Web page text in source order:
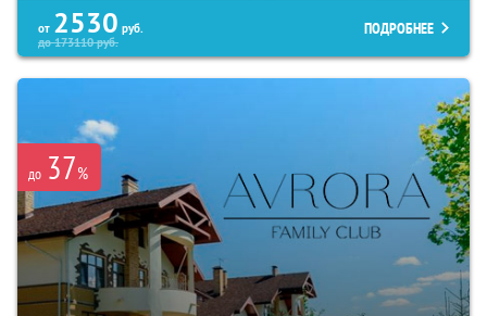
от 2530 руб.
до173110руб.
ПОДРОБНЕЕ
до 37%